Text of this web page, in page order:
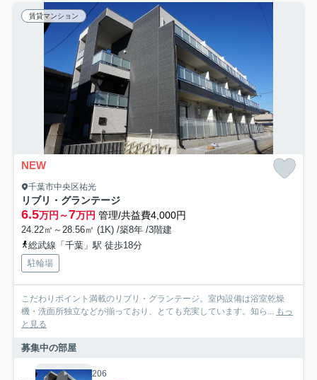
賃貸マンション
NEW
千葉市中央区祐光
リブリ・グランテージ
6.5万円～7万円 管理/共益費4,000円
24.22㎡～28.56㎡ (1K) /築8年 /3階建
総武線「千葉」駅 徒歩18分
駐輪場
こだわりポイント満載のリブリ・グランテージ。室内設備は浴室乾燥
機・洗面所独立などが揃っており、とても充実しています。知ら...
もっ
と見る
募集中の部屋
206